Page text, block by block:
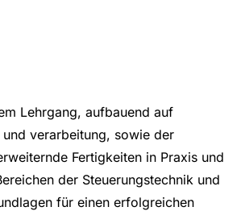
Lehrgang, aufbauend auf
verarbeitung, sowie der
Fertigkeiten in Praxis und
der Steuerungstechnik und
für einen erfolgreichen